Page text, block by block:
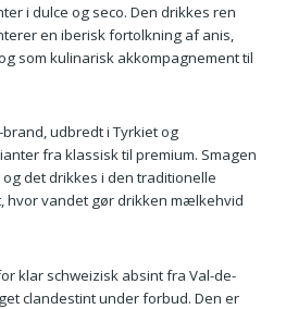
i dulce og seco. Den drikkes ren
en iberisk fortolkning af anis,
som kulinarisk akkompagnement til
brand, udbredt i Tyrkiet og
fra klassisk til premium. Smagen
det drikkes i den traditionelle
hvor vandet gør drikken mælkehvid
klar schweizisk absint fra Val-de-
clandestint under forbud. Den er